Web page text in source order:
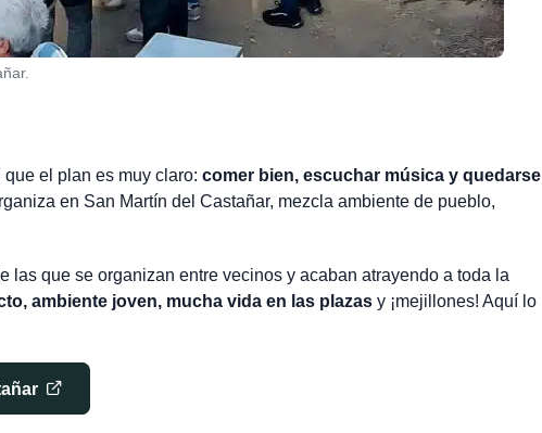
el plan es muy claro: comer bien, escuchar música y quedarse
en San Martín del Castañar, mezcla ambiente de pueblo,
las que se organizan entre vecinos y acaban atrayendo a toda la
ambiente joven, mucha vida en las plazasy ¡mejillones! Aquí lo